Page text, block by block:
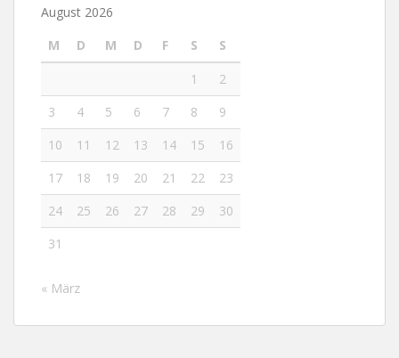
August 2026
M
D M D F S
S
1
2
3
4 5 6 7 8
9
10
11 12 13 14 15
16
17
18 19 20 21 22
23
24
25 26 27 28 29
30
31
« März